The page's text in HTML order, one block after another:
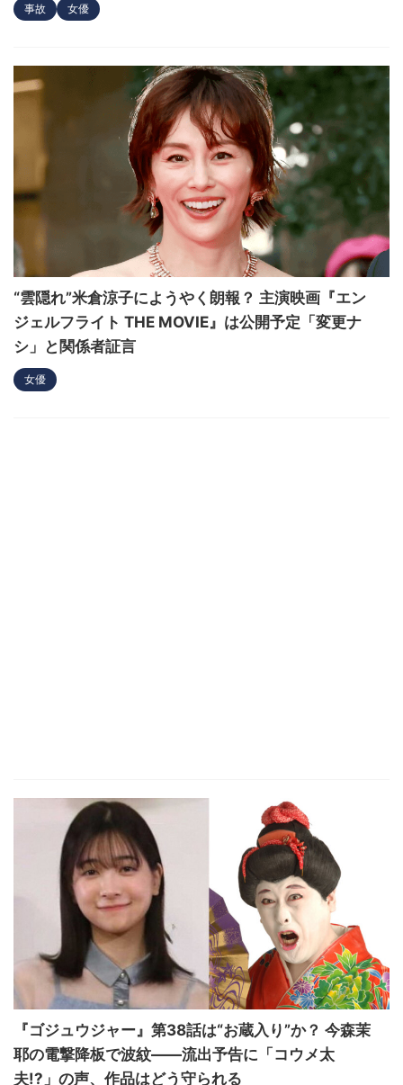
事故 女優
“雲隠れ”米倉涼子にようやく朗報？ 主演映画『エン
ジェルフライト THE MOVIE』は公開予定「変更ナ
シ」と関係者証言
女優
『ゴジュウジャー』第38話は“お蔵入り”か？ 今森茉
耶の電撃降板で波紋――流出予告に「コウメ太
夫!?」の声、作品はどう守られる